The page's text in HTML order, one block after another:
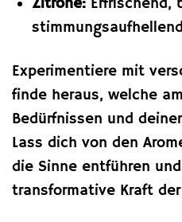
Zitrone:Erfrischend,
Experimentiere mit
finde heraus, welche
Bedürfnissen und
Lass dich von den
die Sinne entführen
transformative Kraft